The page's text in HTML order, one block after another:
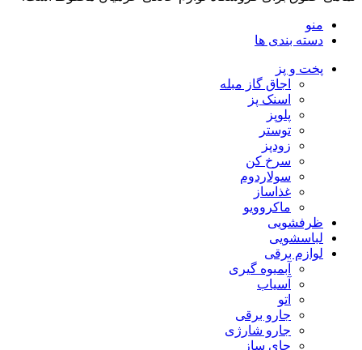
منو
دسته بندی ها
پخت و پز
اجاق گاز مبله
اسنک پز
پلوپز
توستر
زودپز
سرخ کن
سولاردوم
غذاساز
ماکروویو
ظرفشویی
لباسشویی
لوازم برقی
آبمیوه گیری
آسیاب
اتو
جارو برقی
جارو شارژی
چای ساز